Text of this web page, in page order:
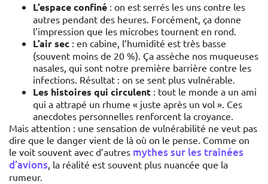
L’espace confiné : on est serrés les uns contre les
autres pendant des heures. Forcément, ça donne
l’impression que les microbes tournent en rond.
L’air sec : en cabine, l’humidité est très basse
(souvent moins de 20 %). Ça assèche nos muqueuses
nasales, qui sont notre première barrière contre les
infections. Résultat : on se sent plus vulnérable.
Les histoires qui circulent : tout le monde a un ami
qui a attrapé un rhume « juste après un vol ». Ces
anecdotes personnelles renforcent la croyance.
Mais attention : une sensation de vulnérabilité ne veut pas
dire que le danger vient de là où on le pense. Comme on
le voit souvent avec d’autres mythes sur les traînées
d’avions, la réalité est souvent plus nuancée que la
rumeur.